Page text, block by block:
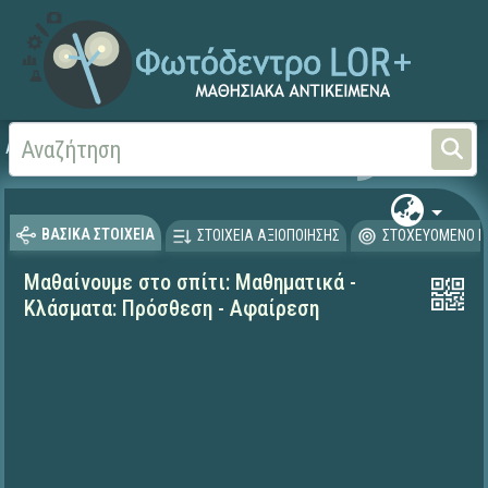
Αρχική Μαθαίνουμε στο Σπίτι
ΒΑΣΙΚΑ ΣΤΟΙΧΕΙΑ ΣΤΟΙΧΕΙΑ ΑΞΙΟΠΟΙΗΣΗΣ ΣΤΟΧΕΥΟΜΕΝΟ
Μαθαίνουμε στο σπίτι: Μαθηματικά -
Κλάσματα: Πρόσθεση - Αφαίρεση